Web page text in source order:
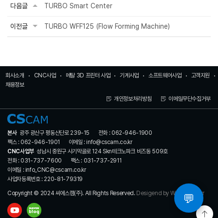
다음글 TURBO Smart Center
이전글 TURBO WFF125 (Flow Forming Machine)
회사소개 CNC사업 메탈 3D 프린터 사업 기계사업 소프트웨어사업
고객지원
채용정보
개인정보처리방침 이메일무단수집거부
본사 광주 광산구 평동산단로 239-15
전화 : 062-946-1900
팩스 : 062-946-1901
이메일 : info@cscam.co.kr
CNC사업부 성남시 중원구 사기막골로 124 Skn테크노파크 비즈동 509호
전화 : 031-737-7600
팩스 : 031-737-2911
이메일 : info_CNC@cscam.co.kr
사업자등록번호 : 220-81-79319
Copyright © 2024 씨에스캠(주). All Rights Reserved. Desigend by WebSite.co.kr